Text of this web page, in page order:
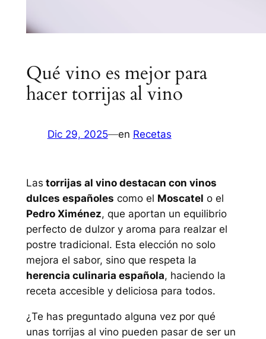
Qué vino es mejor para
hacer torrijas al vino
Dic 29, 2025—en Recetas
Las torrijas al vino destacan con vinos
dulces españoles como el Moscatel o el
Pedro Ximénez, que aportan un equilibrio
perfecto de dulzor y aroma para realzar el
postre tradicional. Esta elección no solo
mejora el sabor, sino que respeta la
herencia culinaria española, haciendo la
receta accesible y deliciosa para todos.
¿Te has preguntado alguna vez por qué
unas torrijas al vino pueden pasar de ser un